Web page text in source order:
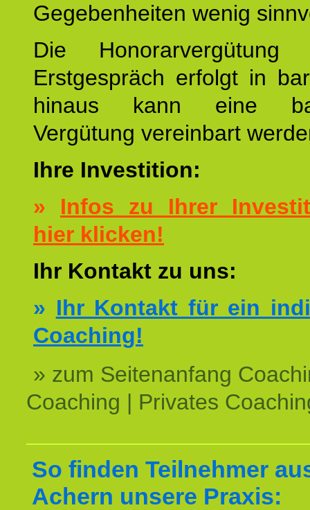
Gegebenheiten wenig
Die
Erstgespräch erfolgt in
hinaus kann eine
Vergütung vereinbart
Ihre Investition:
» Infos zu Ihrer
hier klicken!
Ihr Kontakt zu uns:
» Ihr Kontakt für ein
Coaching!
» zum Seitenanfang
Coaching | Privates
So finden Teilnehmer
Achern unsere Praxis: